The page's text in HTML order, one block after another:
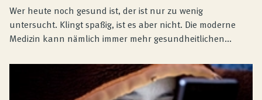
Wer heute noch gesund ist, der ist nur zu wenig
untersucht. Klingt spaßig, ist es aber nicht. Die moderne
Medizin kann nämlich immer mehr gesundheitlichen...